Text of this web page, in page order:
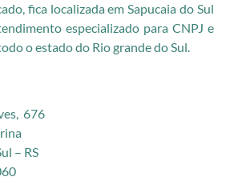
fica localizada em Sapucaia do Sul
especializado para CNPJ e
o estado do Rio grande do Sul.
676
– RS